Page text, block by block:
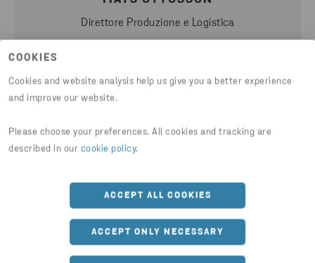
COOKIES
Cookies and website analysis help us give you a better experience
and improve our website.
Please choose your preferences. All cookies and tracking are
described in our cookie policy.
ACCEPT ALL COOKIES
ACCEPT ONLY NECESSARY
Direttore Produzione e Logistica